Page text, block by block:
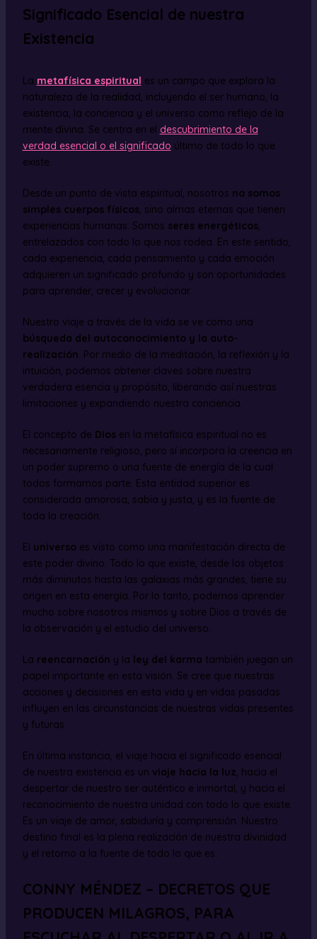
Significado Esencial de nuestra
Existencia
La metafísica espiritual es un campo que explora la
naturaleza de la realidad, incluyendo el ser humano, la
existencia, la conciencia y el universo como reflejo de la
mente divina. Se centra en el descubrimiento de la
verdad esencial o el significado último de todo lo que
existe.
Desde un punto de vista espiritual, nosotros no somos
simples cuerpos físicos, sino almas eternas que tienen
experiencias humanas. Somos seres energéticos,
entrelazados con todo lo que nos rodea. En este sentido,
cada experiencia, cada pensamiento y cada emoción
adquieren un significado profundo y son oportunidades
para aprender, crecer y evolucionar.
Nuestro viaje a través de la vida se ve como una
búsqueda del autoconocimiento y la auto-
realización . Por medio de la meditación, la reflexión y la
intuición, podemos obtener claves sobre nuestra
verdadera esencia y propósito, liberando así nuestras
limitaciones y expandiendo nuestra conciencia.
El concepto de Diosen la metafísica espiritual no es
necesariamente religioso, pero sí incorpora la creencia en
un poder supremo o una fuente de energía de la cual
todos formamos parte. Esta entidad superior es
considerada amorosa, sabia y justa, y es la fuente de
toda la creación.
El universoes visto como una manifestación directa de
este poder divino. Todo lo que existe, desde los objetos
más diminutos hasta las galaxias más grandes, tiene su
origen en esta energía. Por lo tanto, podemos aprender
mucho sobre nosotros mismos y sobre Dios a través de
la observación y el estudio del universo.
La reencarnación y la ley del karma también juegan un
papel importante en esta visión. Se cree que nuestras
acciones y decisiones en esta vida y en vidas pasadas
influyen en las circunstancias de nuestras vidas presentes
y futuras.
En última instancia, el viaje hacia el significado esencial
de nuestra existencia es un viaje hacia la luz , hacia el
despertar de nuestro ser auténtico e inmortal, y hacia el
reconocimiento de nuestra unidad con todo lo que existe.
Es un viaje de amor, sabiduría y comprensión. Nuestro
destino final es la plena realización de nuestra divinidad
y el retorno a la fuente de todo lo que es.
CONNY MÉNDEZ – DECRETOS QUE
PRODUCEN MILAGROS, PARA